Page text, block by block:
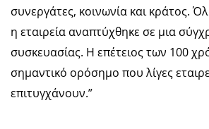
συνεργάτες, κοινωνία και κράτος.
η εταιρεία αναπτύχθηκε σε μια
συσκευασίας. Η επέτειος των 100
σημαντικό ορόσημο που λίγες
επιτυγχάνουν.”